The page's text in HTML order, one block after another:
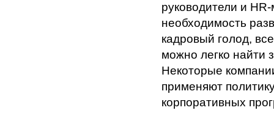
руководители и
необходимость
кадровый голод,
можно легко найти
Некоторые
применяют
корпоративных